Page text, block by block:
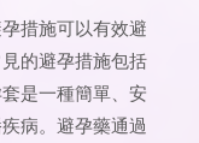
措施可以有效避
的避孕措施包括
是一種簡單、安
病。避孕藥通過